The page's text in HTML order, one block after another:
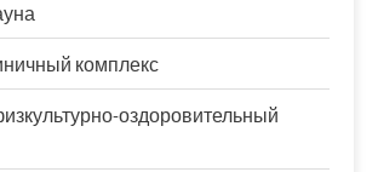
комплекс
оздоровительный